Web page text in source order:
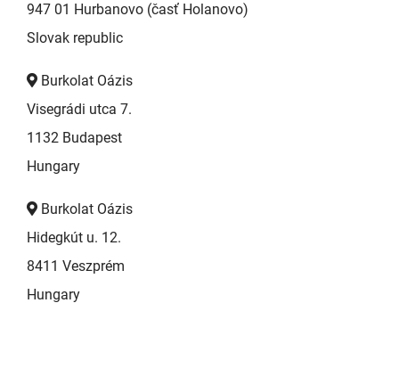
947 01 Hurbanovo (časť Holanovo)
Slovak republic
Burkolat Oázis
Visegrádi utca 7.
1132 Budapest
Hungary
Burkolat Oázis
Hidegkút u. 12.
8411 Veszprém
Hungary